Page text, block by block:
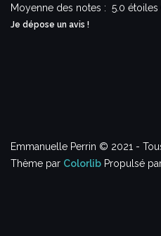
Moyenne des notes : 5.0 étoiles
Je dépose un avis !
Emmanuelle Perrin © 2021 -
Thème par Colorlib Propulsé